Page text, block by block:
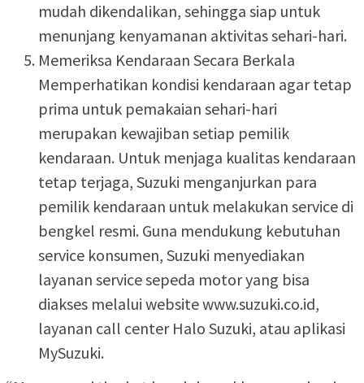
mudah dikendalikan, sehingga siap untuk
menunjang kenyamanan aktivitas sehari-hari.
Memeriksa Kendaraan Secara Berkala
Memperhatikan kondisi kendaraan agar tetap
prima untuk pemakaian sehari-hari
merupakan kewajiban setiap pemilik
kendaraan. Untuk menjaga kualitas kendaraan
tetap terjaga, Suzuki menganjurkan para
pemilik kendaraan untuk melakukan service di
bengkel resmi. Guna mendukung kebutuhan
service konsumen, Suzuki menyediakan
layanan service sepeda motor yang bisa
diakses melalui website www.suzuki.co.id,
layanan call center Halo Suzuki, atau aplikasi
MySuzuki.